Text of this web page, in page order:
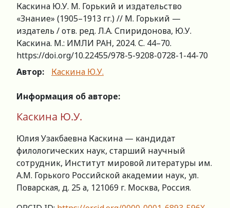
Каскина Ю.У. М. Горький и издательство
«Знание» (1905–1913 гг.) // М. Горький —
издатель / отв. ред. Л.А. Спиридонова, Ю.У.
Каскина. М.: ИМЛИ РАН, 2024. С. 44–70.
https://doi.org/10.22455/978-5-9208-0728-1-44-70
Автор:
Каскина Ю.У.
Информация об авторе:
Каскина Ю.У.
Юлия Узакбаевна Каскина — кандидат
филологических наук, старший научный
сотрудник, Институт мировой литературы им.
А.М. Горького Российской академии наук, ул.
Поварская, д. 25 а, 121069 г. Москва, Россия.